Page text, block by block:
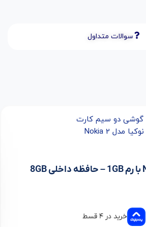
سوالات متداول
خرید در ۴ قسط